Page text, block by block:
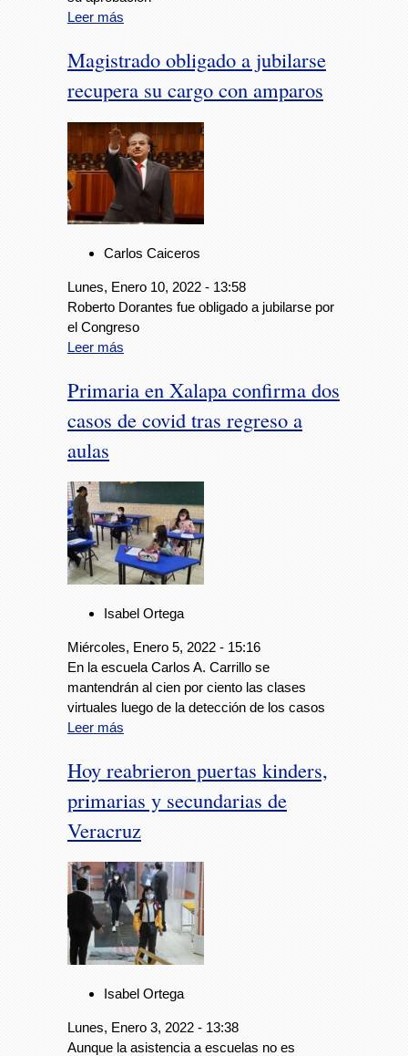
Leer más
Magistrado obligado a jubilarse
recupera su cargo con amparos
Carlos Caiceros
Lunes, Enero 10, 2022 - 13:58
Roberto Dorantes fue obligado a jubilarse por
el Congreso
Leer más
Primaria en Xalapa confirma dos
casos de covid tras regreso a
aulas
Isabel Ortega
Miércoles, Enero 5, 2022 - 15:16
En la escuela Carlos A. Carrillo se
mantendrán al cien por ciento las clases
virtuales luego de la detección de los casos
Leer más
Hoy reabrieron puertas kinders,
primarias y secundarias de
Veracruz
Isabel Ortega
Lunes, Enero 3, 2022 - 13:38
Aunque la asistencia a escuelas no es